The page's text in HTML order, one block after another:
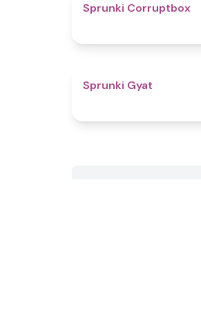
Sprunki Corruptbox
Sprunki Gyat